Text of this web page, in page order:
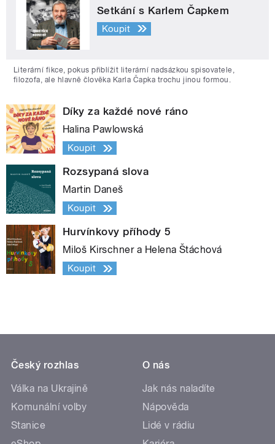
Setkání s Karlem Čapkem
Koupit
Literární fikce, pokus přiblížit literární nadsázkou spisovatele,
filozofa, ale hlavně člověka Karla Čapka trochu jinou formou.
Díky za každé nové ráno
Halina Pawlowská
Koupit
Rozsypaná slova
Martin Daneš
Koupit
Hurvínkovy příhody 5
Miloš Kirschner a Helena Štáchová
Koupit
Český rozhlas
Válka na Ukrajině
Komunální volby
Stanice
O nás
Jak nás naladíte
Nápověda
Lidé v rádiu